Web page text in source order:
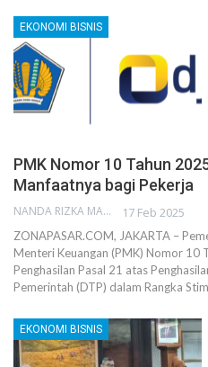
EKONOMI BISNIS
PMK Nomor 10 Tahun
Manfaatnya bagi Pekerja
NANDA RIZKA MAHENDRA 17 Feb 2025
ZONAPASAR.COM, JAKARTA –
Menteri Keuangan (PMK) Nomor 10
Penghasilan Pasal 21 atas
Pemerintah (DTP) dalam Rangka
EKONOMI BISNIS